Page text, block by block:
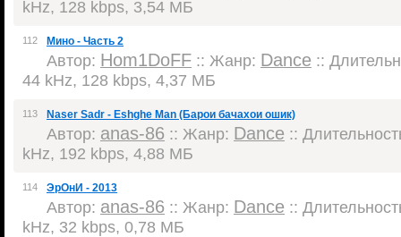
kHz, 128 kbps, 3,54 МБ
112 Мино - Часть 2
Автор: Hom1DoFF :: Жанр: Dance ::
44 kHz, 128 kbps, 4,37 МБ
113 Naser Sadr - Eshghe Man (Барои бачахои ошик)
Автор: anas-86 :: Жанр: Dance ::
kHz, 192 kbps, 4,88 МБ
114 ЭрОнИ - 2013
Автор: anas-86 :: Жанр: Dance ::
kHz, 32 kbps, 0,78 МБ